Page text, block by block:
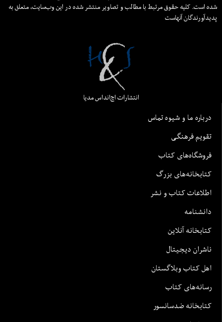
شده است. کلیه حقوق مرتبط با مطالب و تصاویر منتشر شده در این وب‌سایت، متعلق به
پدیدآورندگان آنهاست
انتشارات اچ‌اند‌اس مدیا
درباره ما و شیوه تماس
تقویم فرهنگی
فروشگاه‌های کتاب
کتابخانه‌های بزرگ
اطلاعات کتاب و نشر
دانشنامه
کتابخانه آنلاین
ناشران دیجیتال
اهل کتاب وبلاگستان
رسانه‌های کتاب
کتابخانه ضدسانسور